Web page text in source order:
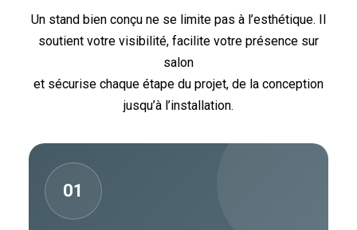
Un stand bien conçu ne se limite pas à l’esthétique. Il
soutient votre visibilité, facilite votre présence sur
salon
et sécurise chaque étape du projet, de la conception
jusqu’à l’installation.
01